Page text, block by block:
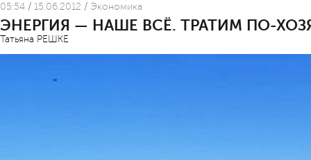
05:54 / 15.06.2012 / Экономика
ЭНЕРГИЯ — НАШЕ ВСЁ. ТРАТИМ ПО-
Татьяна РЕШКЕ